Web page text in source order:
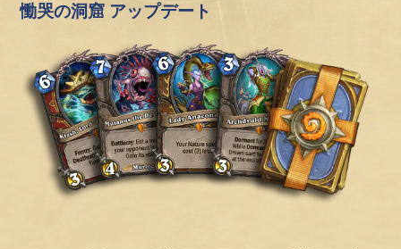
慟哭の洞窟 アップデート